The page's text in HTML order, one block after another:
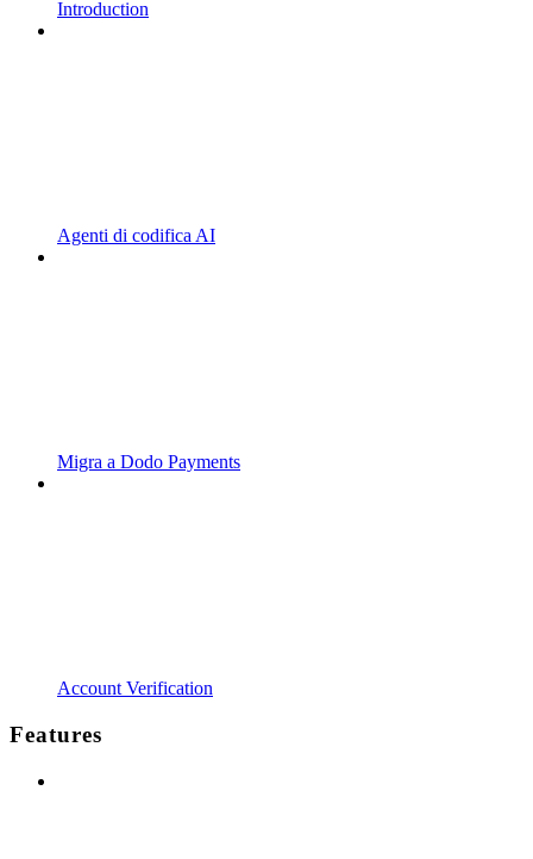
Introduction
Agenti di codifica AI
Migra a Dodo Payments
Account Verification
Features